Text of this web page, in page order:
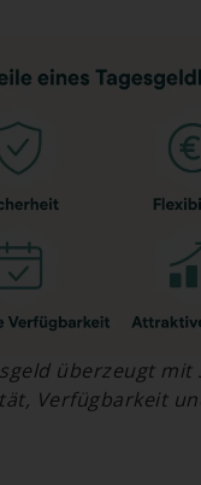
überzeugt mit
Verfügbarkeit